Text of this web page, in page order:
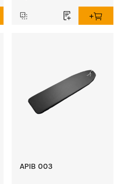
APIB 003